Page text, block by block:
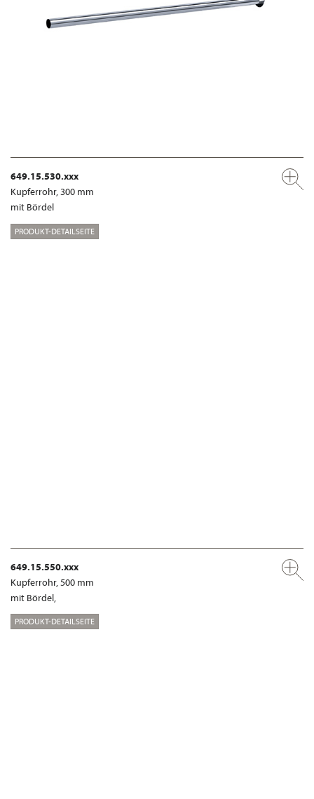
649.15.530.xxx
Kupferrohr, 300 mm
mit Bördel
PRODUKT-DETAILSEITE
649.15.550.xxx
Kupferrohr, 500 mm
mit Bördel,
PRODUKT-DETAILSEITE